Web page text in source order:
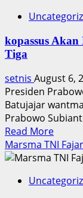
kopassus
Tiga
setnis August 6,
Presiden
Batujajar
Prabowo
Read MoreRead
more
about
Akan
Marsma TNI